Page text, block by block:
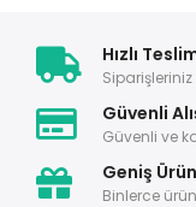
Hızlı
Siparişleriniz
Güvenli
Güvenli ve
Geniş
Binlerce